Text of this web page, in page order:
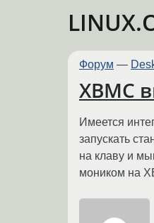
Форум —
XBMC
Имеется
запускать
на клаву и
моником на